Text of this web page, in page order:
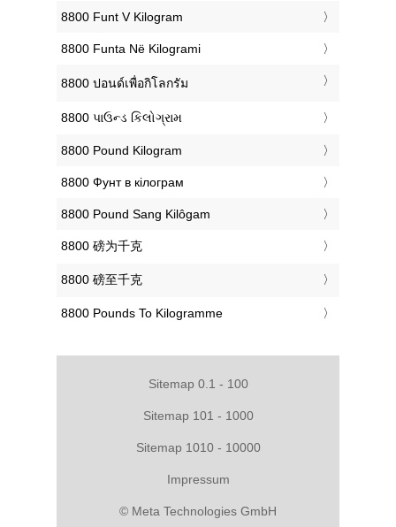
‎8800 Funt V Kilogram
‎8800 Funta Në Kilogrami
‎8800 ปอนด์เพื่อกิโลกรัม
‎8800 પાઉન્ડ કિલોગ્રામ
‎8800 Pound Kilogram
‎8800 Фунт в кілограм
‎8800 Pound Sang Kilôgam
‎8800 磅为千克
‎8800 磅至千克
‎8800 Pounds To Kilogramme
Sitemap 0.1 - 100
Sitemap 101 - 1000
Sitemap 1010 - 10000
Impressum
© Meta Technologies GmbH